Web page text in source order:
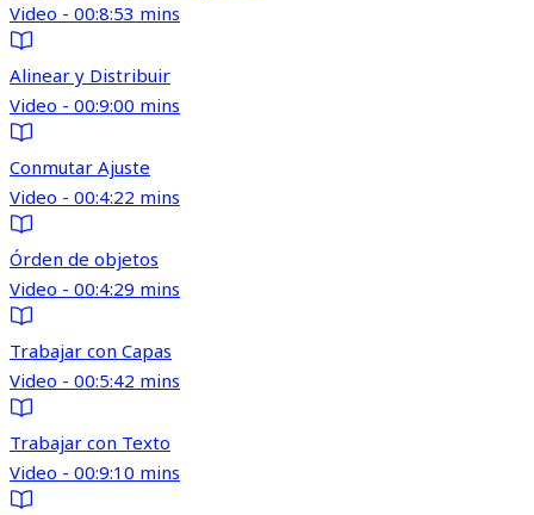
Video - 00:8:53 mins
Alinear y Distribuir
Video - 00:9:00 mins
Conmutar Ajuste
Video - 00:4:22 mins
Órden de objetos
Video - 00:4:29 mins
Trabajar con Capas
Video - 00:5:42 mins
Trabajar con Texto
Video - 00:9:10 mins